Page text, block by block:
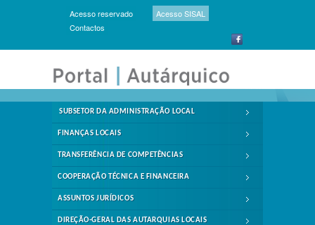
Acesso reservado
Acesso SISAL
Contactos
SUBSETOR DA ADMINISTRAÇÃO LOCAL
FINANÇAS LOCAIS
TRANSFERÊNCIA DE COMPETÊNCIAS
COOPERAÇÃO TÉCNICA E FINANCEIRA
ASSUNTOS JURÍDICOS
DIREÇÃO-GERAL DAS AUTARQUIAS LOCAIS